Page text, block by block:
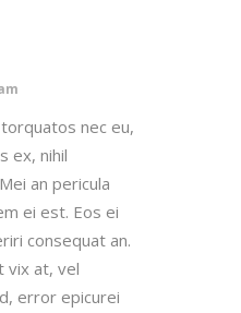
nec eu,
ex, nihil
an pericula
ei est. Eos ei
consequat an.
vix at, vel
error epicurei